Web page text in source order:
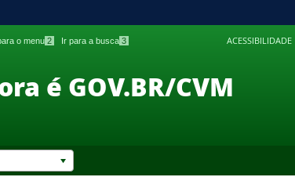
PARA
o menu 2 Ir para a busca 3 ACESSIBILIDADE
é GOV.BR/CVM